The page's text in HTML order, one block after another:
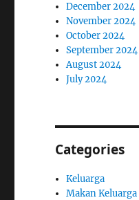
December 2024
November 2024
October 2024
September 2024
August 2024
July 2024
Categories
Keluarga
Makan Keluarga